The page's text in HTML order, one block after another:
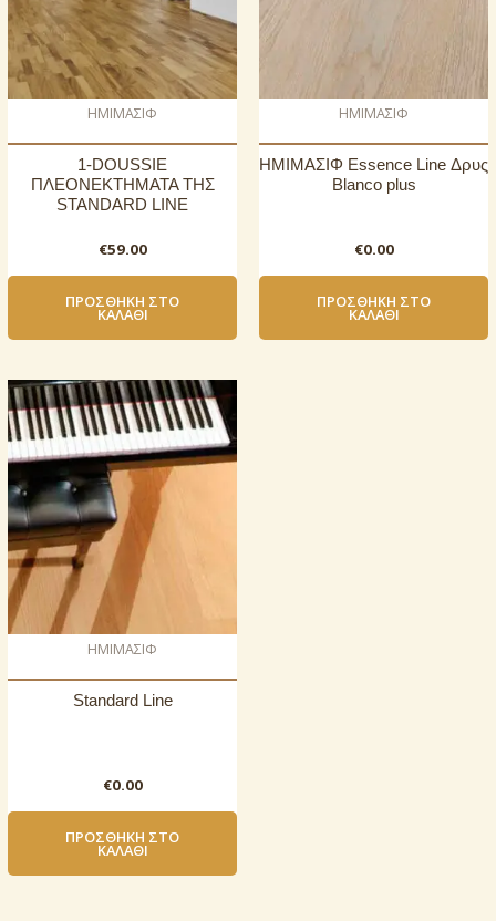
ΗΜΙΜΑΣΙΦ
1-DOUSSIE
ΠΛΕΟΝΕΚΤΗΜΑΤΑ ΤΗΣ
STANDARD LINE
€59.00
ΠΡΟΣΘΉΚΗ ΣΤΟ
ΚΑΛΆΘΙ
ΗΜΙΜΑΣΙΦ
ΗΜΙΜΑΣΙΦ Essence Line Δρυς
Blanco plus
€0.00
ΠΡΟΣΘΉΚΗ ΣΤΟ
ΚΑΛΆΘΙ
ΗΜΙΜΑΣΙΦ
Standard Line
€0.00
ΠΡΟΣΘΉΚΗ ΣΤΟ
ΚΑΛΆΘΙ